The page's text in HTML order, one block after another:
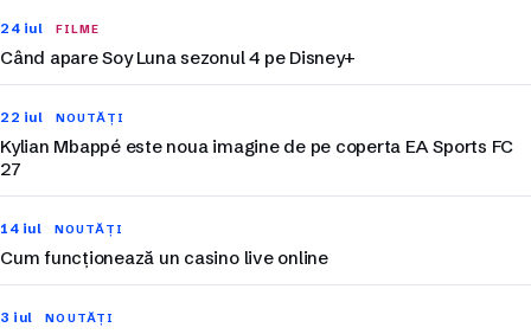
24 iul FILME
Când apare Soy Luna sezonul 4 pe Disney+
22 iul NOUTĂȚI
Kylian Mbappé este noua imagine de pe coperta EA Sports FC
27
14 iul NOUTĂȚI
Cum funcționează un casino live online
3 iul NOUTĂȚI